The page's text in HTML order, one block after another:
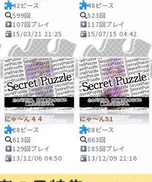
42ピース
599回
107回プレイ
15/03/21 21:25
48ピース
523回
117回プレイ
15/07/15 04:42
にゃ～ん４４
28ピース
613回
129回プレイ
13/12/06 04:50
にゃ～ん51
28ピース
663回
185回プレイ
13/12/09 21:16